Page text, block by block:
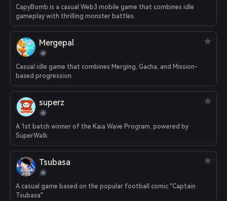
CapyBomb is a casual Web3 mobile game that combines idle
gameplay with thrilling monster battles.
Mergepal
Casual idle game that combines Merging, Gacha, and Mission-
based progression.
superz
A 1st batch winner of the Kaia Wave Program, powered by
SuperWalk
Tsubasa
A casual game based on the popular football comic "Captain
Tsubasa"